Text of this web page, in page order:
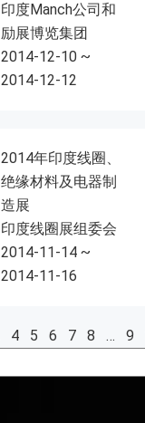
印度Manch公司和
励展博览集团
2014-12-10 ~
2014-12-12
2014年印度线圈、
绝缘材料及电器制
造展
印度线圈展组委会
2014-11-14 ~
2014-11-16
4 5 6 7 8 … 9